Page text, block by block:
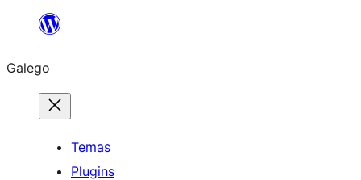
Saltar
contido
Galego
Temas
Plugins